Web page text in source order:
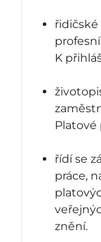
řidičské
K
řídí se
práce,
znění.